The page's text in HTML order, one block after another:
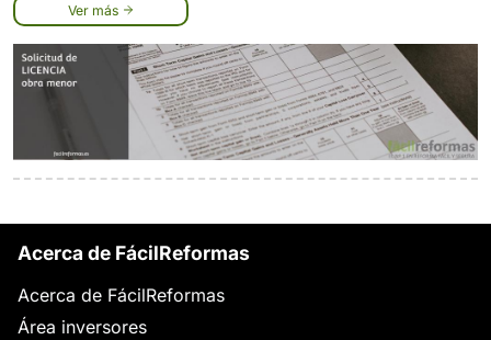
Ver más
Acerca de FácilReformas
Acerca de FácilReformas
Área inversores